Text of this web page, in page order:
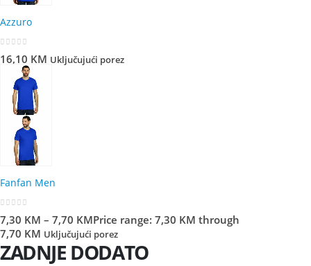
Azzuro
16,10 KM Uključujući porez
Fanfan Men
7,30 KM – 7,70 KMPrice range: 7,30 KM through
7,70 KM Uključujući porez
ZADNJE DODATO